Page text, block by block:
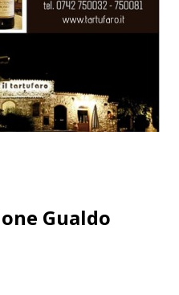
Gualdo